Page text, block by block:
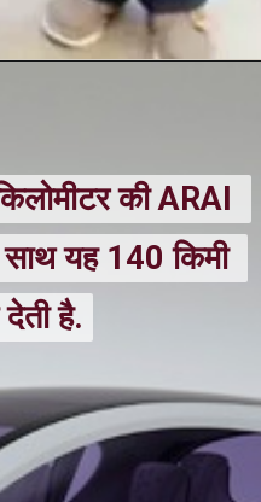
की ARAI
यह 140 किमी
है.
की ARAI
यह 140 किमी
है.